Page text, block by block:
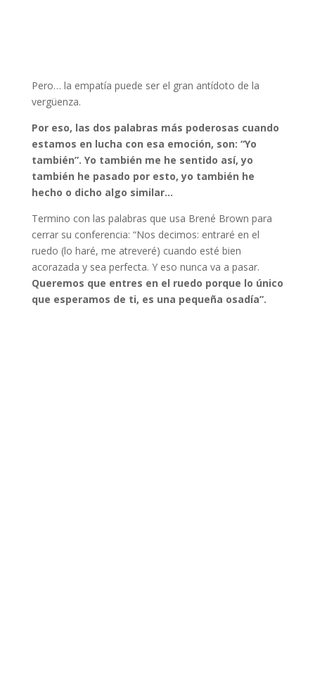
Pero… la empatía puede ser el gran antídoto de la
vergüenza.
Por eso, las dos palabras más poderosas cuando
estamos en lucha con esa emoción, son: “Yo
también”. Yo también me he sentido así, yo
también he pasado por esto, yo también he
hecho o dicho algo similar…
Termino con las palabras que usa Brené Brown para
cerrar su conferencia: “Nos decimos: entraré en el
ruedo (lo haré, me atreveré) cuando esté bien
acorazada y sea perfecta. Y eso nunca va a pasar.
Queremos que entres en el ruedo porque lo único
que esperamos de ti, es una pequeña osadía”.